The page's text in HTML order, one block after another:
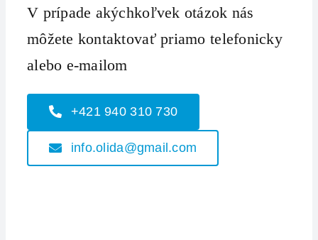
V prípade akýchkoľvek otázok nás
môžete kontaktovať priamo telefonicky
alebo e-mailom
+421 940 310 730
info.olida@gmail.com